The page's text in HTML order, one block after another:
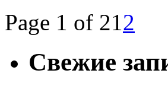
Page 1 of 212
Свежие